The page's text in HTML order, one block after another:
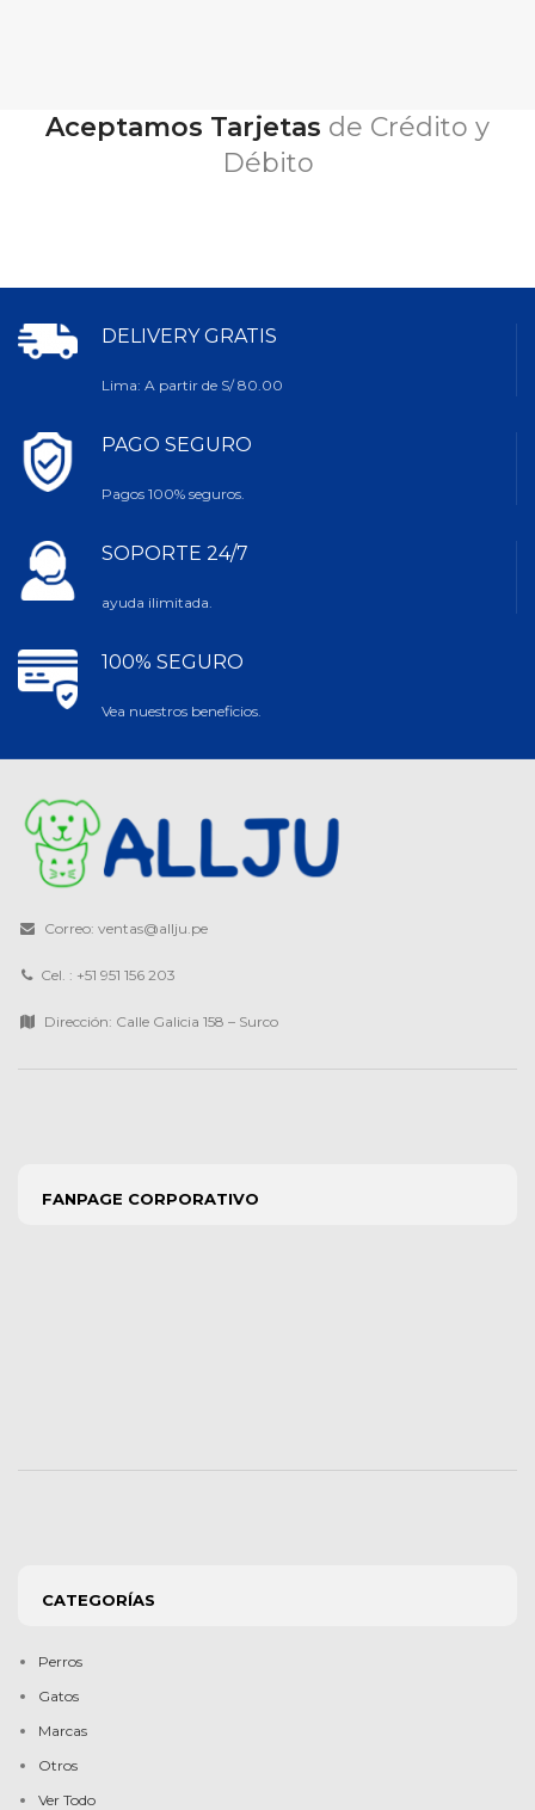
Aceptamos Tarjetas de Crédito y
Débito
DELIVERY GRATIS
Lima: A partir de S/ 80.00
PAGO SEGURO
Pagos 100% seguros.
SOPORTE 24/7
ayuda ilimitada.
100% SEGURO
Vea nuestros beneficios.
Correo: ventas@allju.pe
Cel. : +51 951 156 203
Dirección: Calle Galicia 158 – Surco
FANPAGE CORPORATIVO
CATEGORÍAS
Perros
Gatos
Marcas
Otros
Ver Todo